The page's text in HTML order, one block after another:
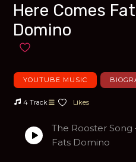
Here Comes
Domino
Añadir a favoritos
YOUTUBE MUSIC
4 Track Likes
The Rooster Song
Fats Domino